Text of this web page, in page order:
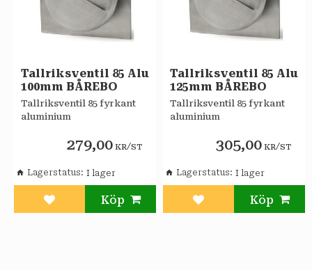
Tallriksventil 85 Alu
100mm BÅREBO
Tallriksventil 85 fyrkant
aluminium
279,00 KR/ST
Lägg till i favoriter
Lagerstatus
Tallriksventil 85 Alu
125mm BÅREBO
Tallriksventil 85 fyrkant
aluminium
305,00 KR/ST
Lägg till i favoriter
Lagerstatus